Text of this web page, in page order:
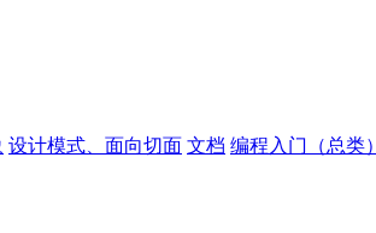
设计模式、面向切面 文档 编程入门（总类）